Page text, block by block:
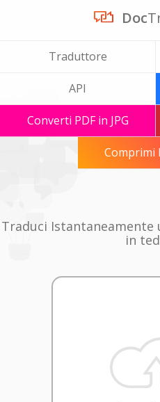
Doc
Traduttore
API
Converti PDF in JPG
Comprimi
Traduci Istantaneamente
in